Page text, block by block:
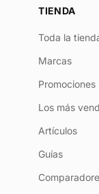
TIENDA
Toda la
Marcas
Promociones
Los más
Artículos
Guías